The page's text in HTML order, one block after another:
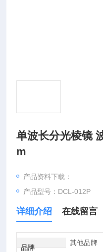
单波长分光棱镜 波
m
产品资料下载：
产品型号：DCL-012P
详细介绍 在线留言
品牌
其他品牌